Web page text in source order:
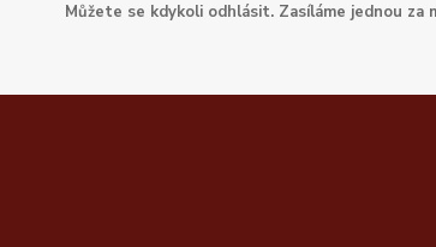
Můžete se kdykoli odhlásit. Zasíláme jednou za